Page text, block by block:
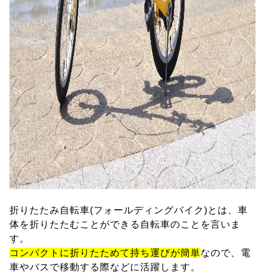
折りたたみ自転車(フォールディングバイク)とは、車
体を折りたたむことができる自転車のことを言いま
す。
コンパクトに折りたためて持ち運びが簡単なので、電
車やバスで移動する際などに活躍します。